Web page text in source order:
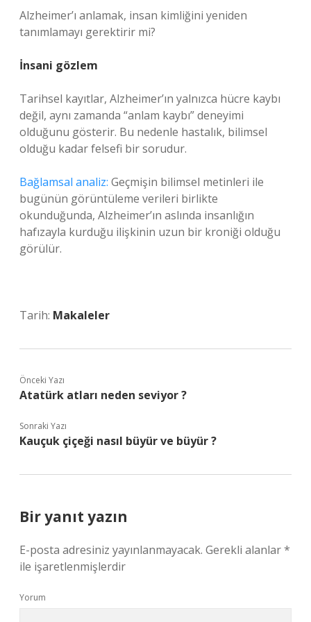
Alzheimer’ı anlamak, insan kimliğini yeniden
tanımlamayı gerektirir mi?
İnsani gözlem
Tarihsel kayıtlar, Alzheimer’ın yalnızca hücre kaybı
değil, aynı zamanda “anlam kaybı” deneyimi
olduğunu gösterir. Bu nedenle hastalık, bilimsel
olduğu kadar felsefi bir sorudur.
Bağlamsal analiz: Geçmişin bilimsel metinleri ile
bugünün görüntüleme verileri birlikte
okunduğunda, Alzheimer’ın aslında insanlığın
hafızayla kurduğu ilişkinin uzun bir kroniği olduğu
görülür.
Tarih: Makaleler
Önceki Yazı
Atatürk atları neden seviyor ?
Sonraki Yazı
Kauçuk çiçeği nasıl büyür ve büyür ?
Bir yanıt yazın
E-posta adresiniz yayınlanmayacak. Gerekli alanlar*
ile işaretlenmişlerdir
Yorum